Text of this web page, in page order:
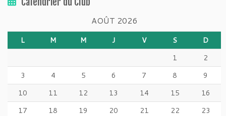
AOÛT 2026
L M M J V S
D
1
2
3
4 5 6 7 8
9
10
11 12 13 14 15
16
17
18 19 20 21 22
23